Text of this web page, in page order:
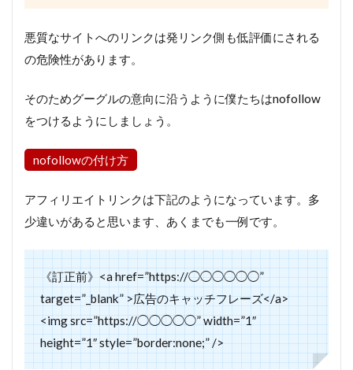
悪質なサイトへのリンクは発リンク側も低評価にされる
の危険性があります。
そのためグーグルの意向に沿うように僕たちはnofollow
をつけるようにしましょう。
nofollowの付け方
アフィリエイトリンクは下記のようになっています。多
少違いがあると思います、あくまでも一例です。
《訂正前》<a href=”https://◯◯◯◯◯◯”
target=”_blank” >広告のキャッチフレーズ</a>
<img src=”https://◯◯◯◯◯” width=”1″
height=”1″ style=”border:none;” />